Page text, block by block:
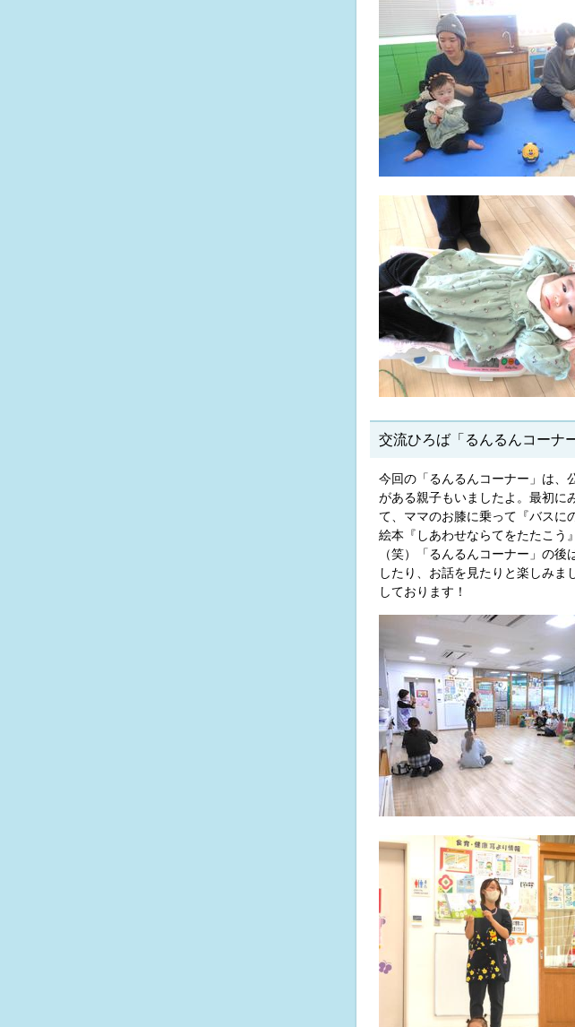
交流ひろば「るんるんコー
今回の「るんるんコーナー」は、
がある親子もいましたよ。最初に
て、ママのお膝に乗って『バスに
絵本『しあわせならてをたたこ
（笑）「るんるんコーナー」の
したり、お話を見たりと楽しみ
しております！